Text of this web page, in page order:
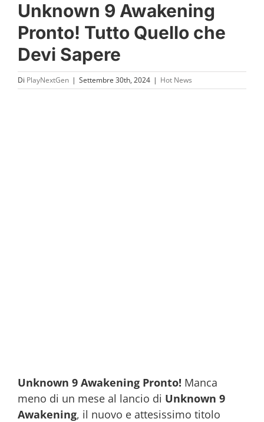
Unknown 9 Awakening
Pronto! Tutto Quello che
Devi Sapere
Di PlayNextGen | Settembre 30th, 2024 | Hot News
Unknown 9 Awakening Pronto! Manca
meno di un mese al lancio di Unknown 9
Awakening, il nuovo e attesissimo titolo